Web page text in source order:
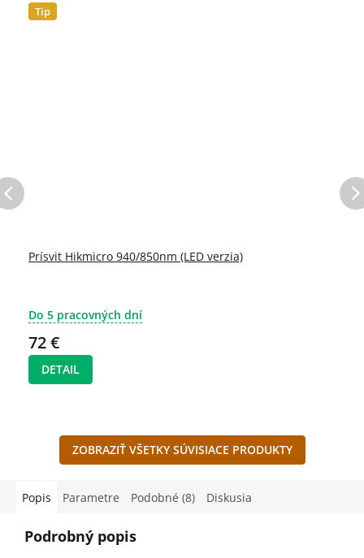
Tip
Prísvit Hikmicro 940/850nm (LED verzia)
Do 5 pracovných dní
72 €
DETAIL
ZOBRAZIŤ VŠETKY SÚVISIACE PRODUKTY
Popis Parametre Podobné (8) Diskusia
Podrobný popis